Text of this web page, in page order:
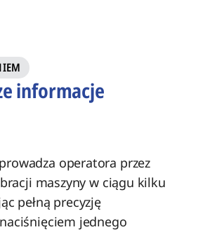
informacje
operatora przez
maszyny w ciągu kilku
pełną precyzję
jednego